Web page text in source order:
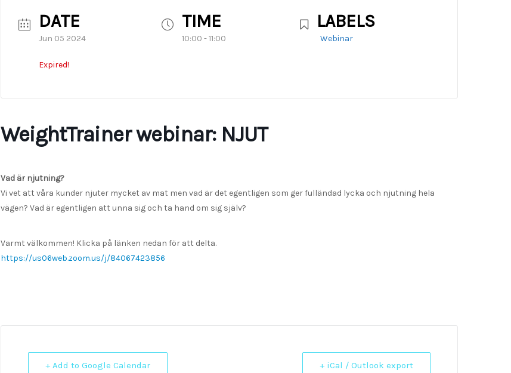
DATE
Jun 05 2024
Expired!
TIME
10:00 - 11:00
LABELS
Webinar
WeightTrainer webinar: NJUT
Vad är njutning?
Vi vet att våra kunder njuter mycket av mat men vad är det egentligen som ger fulländad lycka och njutning hela
vägen? Vad är egentligen att unna sig och ta hand om sig själv?
Varmt välkommen! Klicka på länken nedan för att delta.
https://us06web.zoom.us/j/84067423856
+ Add to Google Calendar + iCal / Outlook export